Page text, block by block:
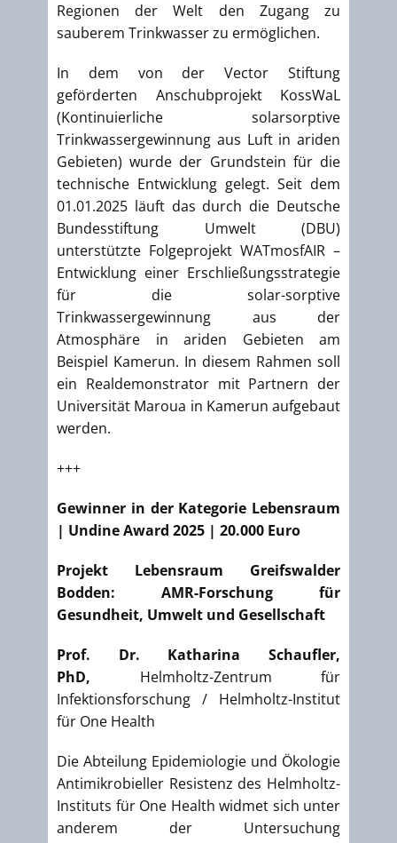
Regionen der Welt den Zugang zu
sauberem Trinkwasser zu ermöglichen.
In dem von der Vector Stiftung
geförderten Anschubprojekt KossWaL
(Kontinuierliche solarsorptive
Trinkwassergewinnung aus Luft in ariden
Gebieten) wurde der Grundstein für die
technische Entwicklung gelegt. Seit dem
01.01.2025 läuft das durch die Deutsche
Bundesstiftung Umwelt (DBU)
unterstützte Folgeprojekt WATmosfAIR –
Entwicklung einer Erschließungsstrategie
für die solar-sorptive
Trinkwassergewinnung aus der
Atmosphäre in ariden Gebieten am
Beispiel Kamerun. In diesem Rahmen soll
ein Realdemonstrator mit Partnern der
Universität Maroua in Kamerun aufgebaut
werden.
+++
Gewinner in der Kategorie Lebensraum
| Undine Award 2025 | 20.000 Euro
Projekt Lebensraum Greifswalder
Bodden: AMR-Forschung für
Gesundheit, Umwelt und Gesellschaft
Prof. Dr. Katharina Schaufler,
PhD, Helmholtz-Zentrum für
Infektionsforschung / Helmholtz-Institut
für One Health
Die Abteilung Epidemiologie und Ökologie
Antimikrobieller Resistenz des Helmholtz-
Instituts für One Health widmet sich unter
anderem der Untersuchung